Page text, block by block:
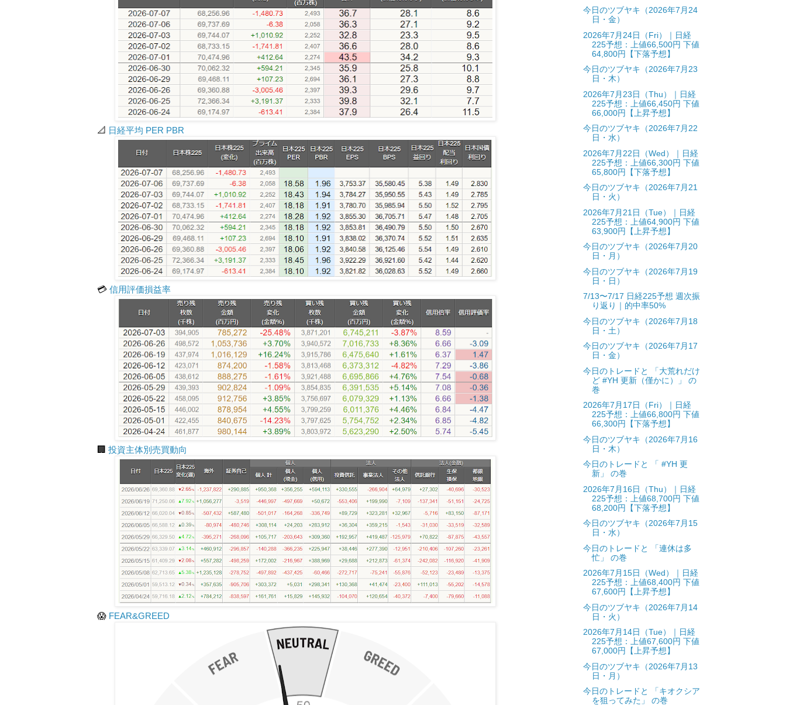
📐 日経平均 PER PBR
💳 信用評価損益率
🏢 投資主体別売買動向
😱 FEAR&GREED
今日のツブヤキ（2026年7月24
日・金）
2026年7月24日（Fri）｜日経
225予想：上値66,500円 下値
64,800円【下落予想】
今日のツブヤキ（2026年7月23
日・木）
2026年7月23日（Thu）｜日経
225予想：上値66,450円 下値
66,000円【上昇予想】
今日のツブヤキ（2026年7月22
日・水）
2026年7月22日（Wed）｜日経
225予想：上値66,300円 下値
65,800円【下落予想】
今日のツブヤキ（2026年7月21
日・火）
2026年7月21日（Tue）｜日経
225予想：上値64,900円 下値
63,900円【上昇予想】
今日のツブヤキ（2026年7月20
日・月）
今日のツブヤキ（2026年7月19
日・日）
7/13〜7/17 日経225予想 週次振
り返り｜的中率50%
今日のツブヤキ（2026年7月18
日・土）
今日のツブヤキ（2026年7月17
日・金）
今日のトレードと 「大荒れだけ
ど #YH 更新（僅かに）」 の
巻
2026年7月17日（Fri）｜日経
225予想：上値66,800円 下値
66,300円【下落予想】
今日のツブヤキ（2026年7月16
日・木）
今日のトレードと 「 #YH 更
新」 の巻
2026年7月16日（Thu）｜日経
225予想：上値68,700円 下値
68,200円【下落予想】
今日のツブヤキ（2026年7月15
日・水）
今日のトレードと 「連休は多
忙」 の巻
2026年7月15日（Wed）｜日経
225予想：上値68,400円 下値
67,600円【上昇予想】
今日のツブヤキ（2026年7月14
日・火）
2026年7月14日（Tue）｜日経
225予想：上値67,600円 下値
67,000円【上昇予想】
今日のツブヤキ（2026年7月13
日・月）
今日のトレードと 「キオクシア
を狙ってみた」 の巻